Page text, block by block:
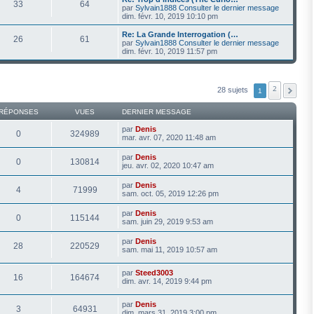
33 64
par Sylvain1888 Consulter le dernier message
dim. févr. 10, 2019 10:10 pm
26 61
Re: La Grande Interrogation (…
par Sylvain1888 Consulter le dernier message
dim. févr. 10, 2019 11:57 pm
28 sujets 1 2
RÉPONSES VUES DERNIER MESSAGE
0 324989 par Denis
mar. avr. 07, 2020 11:48 am
0 130814 par Denis
jeu. avr. 02, 2020 10:47 am
4 71999 par Denis
sam. oct. 05, 2019 12:26 pm
0 115144 par Denis
sam. juin 29, 2019 9:53 am
28 220529 par Denis
sam. mai 11, 2019 10:57 am
16 164674 par Steed3003
dim. avr. 14, 2019 9:44 pm
3 64931 par Denis